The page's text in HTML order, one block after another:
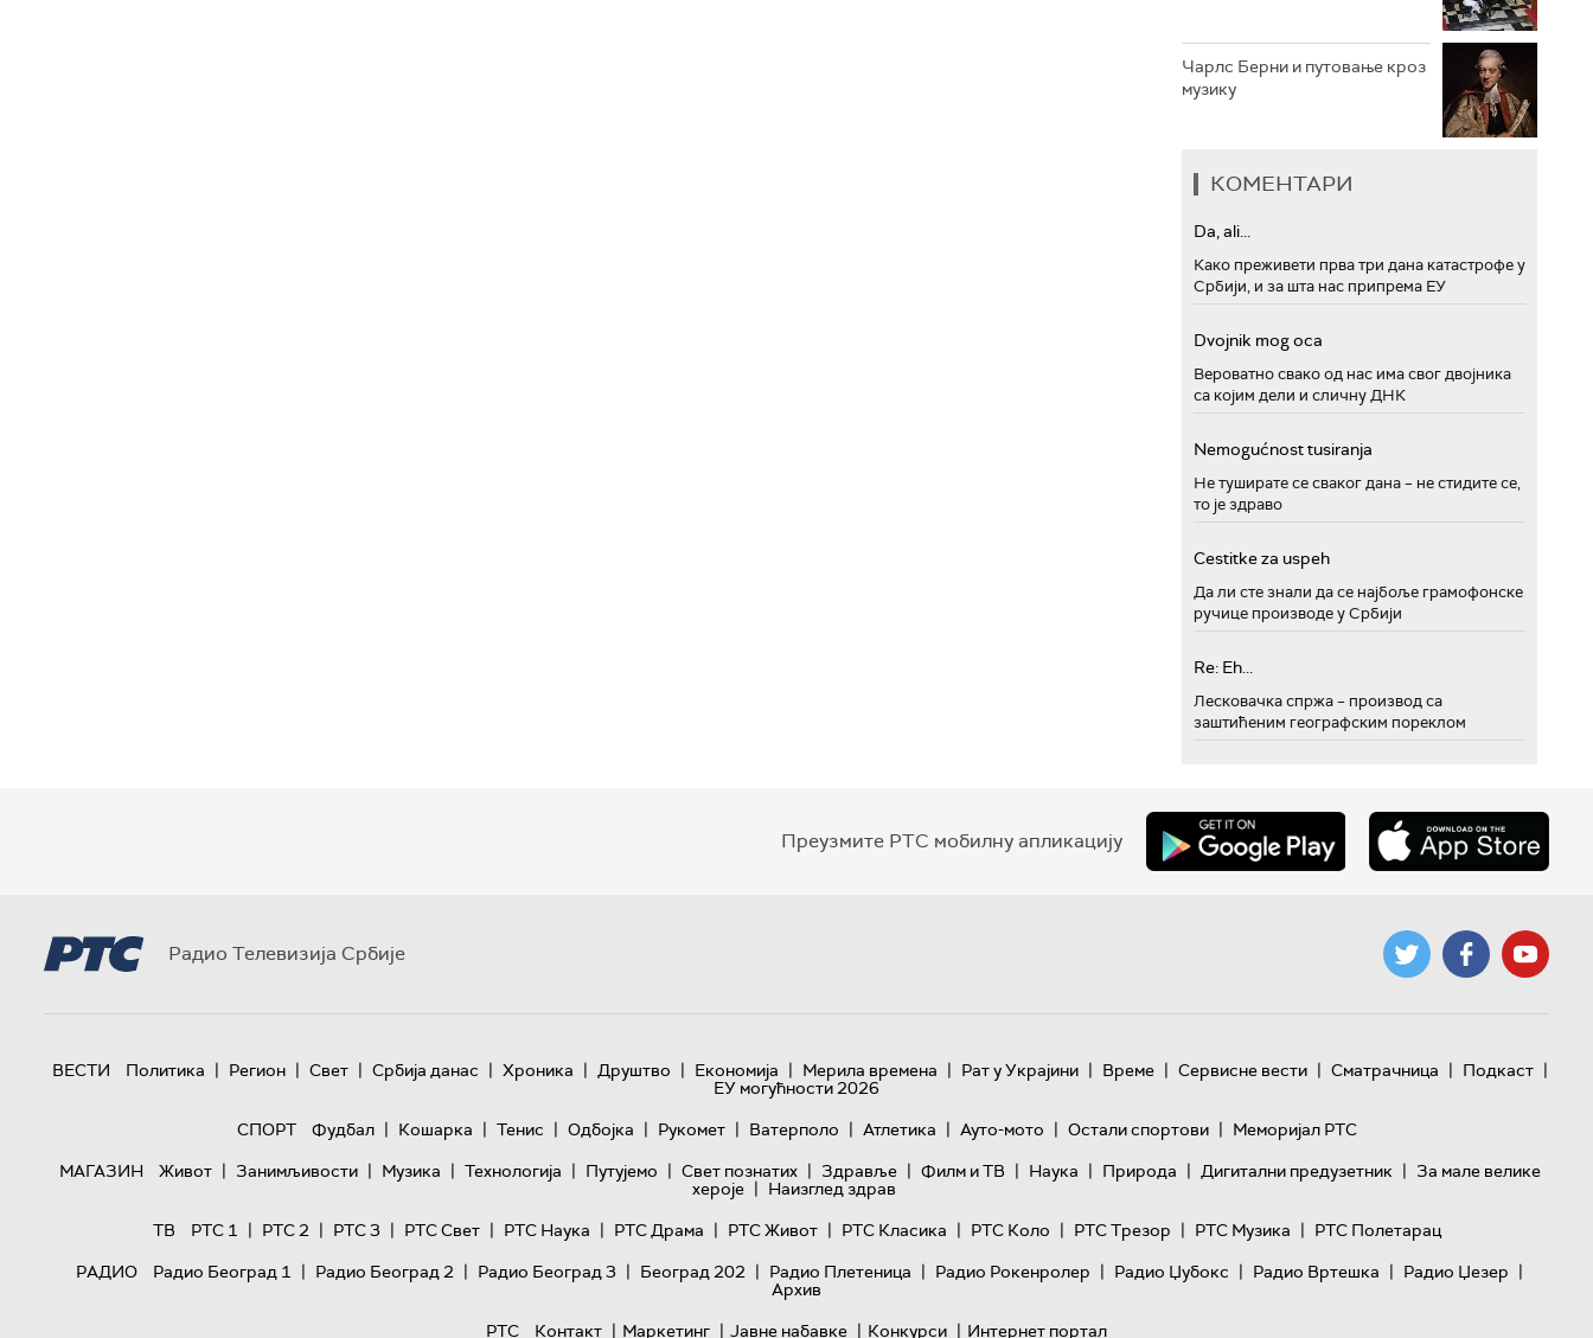
Чарлс Берни и путовање кроз
музику
КОМЕНТАРИ
Da, ali...
Како преживети прва три дана катастрофе у
Србији, и за шта нас припрема ЕУ
Dvojnik mog oca
Вероватно свако од нас има свог двојника
са којим дели и сличну ДНК
Nemogućnost tusiranja
Не туширате се сваког дана – не стидите се,
то је здраво
Cestitke za uspeh
Да ли сте знали да се најбоље грамофонске
ручице производе у Србији
Re: Eh...
Лесковачка спржа – производ са
заштићеним географским пореклом
Преузмите РТС мобилну апликацију
Радио Телевизија Србије
ВЕСТИ Политика | Регион | Свет | Србија данас | Хроника | Друштво | Економија | Мерила времена | Рат у Украјини | Време | Сервисне вести | Сматрачница | Подкаст |
ЕУ могућности 2026
СПОРТ
Фудбал | Кошарка | Тенис | Одбојка | Рукомет | Ватерполо | Атлетика | Ауто-мото | Остали спортови | Меморијал РТС
МАГАЗИН
Живот | Занимљивости | Музика | Технологијa | Путујемо | Свет познатих | Здравље | Филм и ТВ | Наука | Природа | Дигитални предузетник | За мале велике
хероје | Наизглед здрав
ТВ
РТС 1 | РТС 2 | РТС 3 | РТС Свет | РТС Наука | РТС Драма | РТС Живот | РТС Класика | РТС Коло | РТС Трезор | РТС Музика | РТС Полетарац
РАДИО
Радио Београд 1 | Радио Београд 2 | Радио Београд 3 | Београд 202 | Радио Плетеница | Радио Рокенролер | Радио Џубокс | Радио Вртешка | Радио Џезер |
Архив
РТС
Контакт | Маркетинг | Јавне набавке | Конкурси | Интернет портал